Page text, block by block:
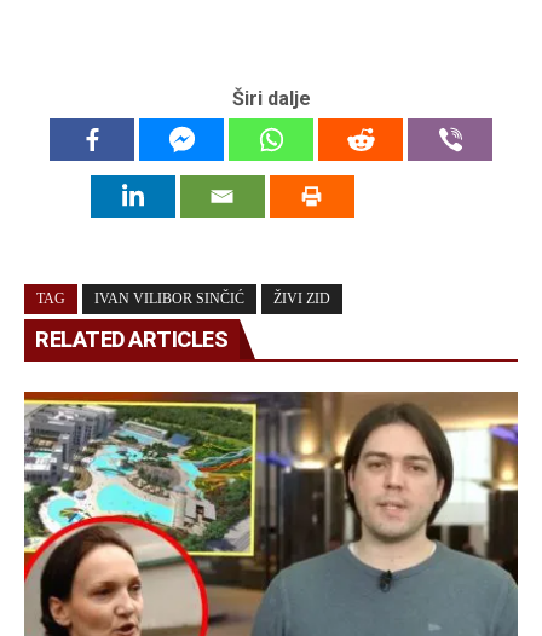
Širi dalje
TAG IVAN VILIBOR SINČIĆ ŽIVI ZID
RELATED ARTICLES